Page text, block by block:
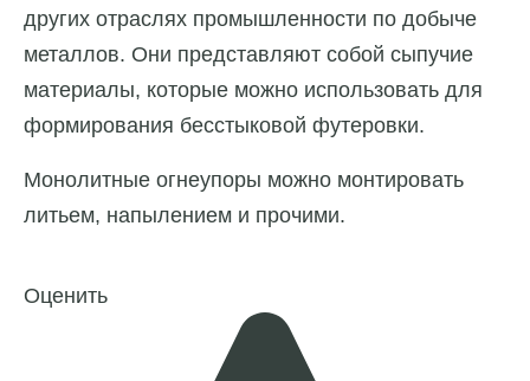
других отраслях промышленности по добыче
металлов. Они представляют собой сыпучие
материалы, которые можно использовать для
формирования бесстыковой футеровки.
Монолитные огнеупоры можно монтировать
литьем, напылением и прочими.
Оценить